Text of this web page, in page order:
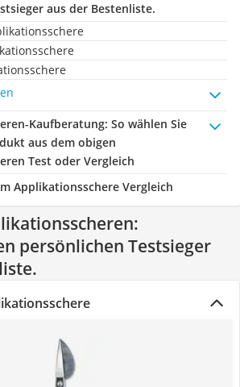
aus der Bestenliste.
Kaufberatung: So wählen Sie
aus dem obigen
Test oder Vergleich
Applikationsschere Vergleich
persönlichen Testsieger